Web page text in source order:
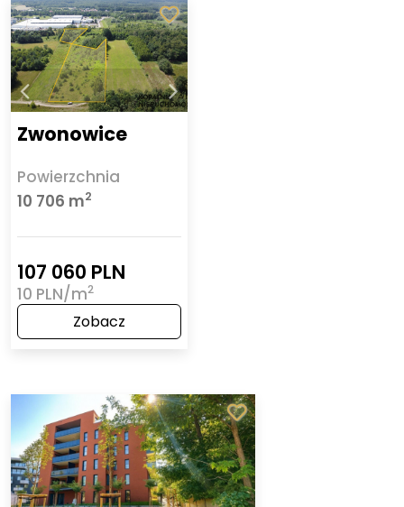
Zwonowice
Powierzchnia
10 706 m2
107 060 PLN
10 PLN/m2
Zobacz